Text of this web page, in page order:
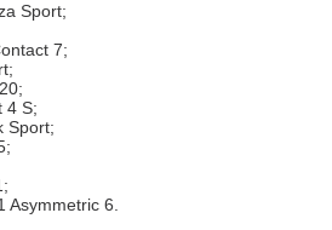
Sport;
7;
4 S;
Sport;
Asymmetric 6.